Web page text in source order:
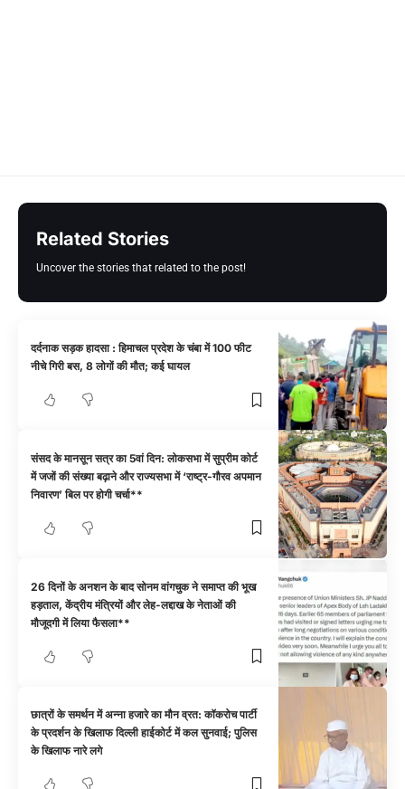
Related Stories
Uncover the stories that related to the post!
दर्दनाक सड़क हादसा : हिमाचल प्रदेश के चंबा में 100 फीट
नीचे गिरी बस, 8 लोगों की मौत; कई घायल
संसद के मानसून सत्र का 5वां दिन: लोकसभा में सुप्रीम कोर्ट
में जजों की संख्या बढ़ाने और राज्यसभा में ‘राष्ट्र-गौरव अपमान
निवारण’ बिल पर होगी चर्चा**
26 दिनों के अनशन के बाद सोनम वांगचुक ने समाप्त की भूख
हड़ताल, केंद्रीय मंत्रियों और लेह-लद्दाख के नेताओं की
मौजूदगी में लिया फैसला**
छात्रों के समर्थन में अन्ना हजारे का मौन व्रत: कॉकरोच पार्टी
के प्रदर्शन के खिलाफ दिल्ली हाईकोर्ट में कल सुनवाई; पुलिस
के खिलाफ नारे लगे